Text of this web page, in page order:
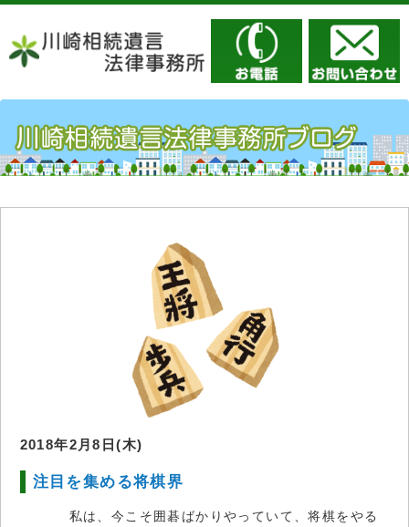
2018年2月8日(木)
注目を集める将棋界
私は、今こそ囲碁ばかりやっていて、将棋をやる